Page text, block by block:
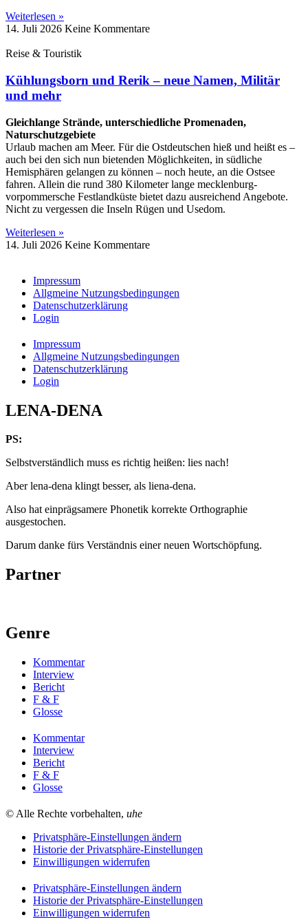
Weiterlesen »
14. Juli 2026 Keine Kommentare
Reise & Touristik
Kühlungsborn und Rerik – neue Namen, Militär
und mehr
Gleichlange Strände, unterschiedliche Promenaden,
Naturschutzgebiete
Urlaub machen am Meer. Für die Ostdeutschen hieß und heißt es –
auch bei den sich nun bietenden Möglichkeiten, in südliche
Hemisphären gelangen zu können – noch heute, an die Ostsee
fahren. Allein die rund 380 Kilometer lange mecklenburg-
vorpommersche Festlandküste bietet dazu ausreichend Angebote.
Nicht zu vergessen die Inseln Rügen und Usedom.
Weiterlesen »
14. Juli 2026 Keine Kommentare
Impressum
Allgmeine Nutzungsbedingungen
Datenschutzerklärung
Login
Impressum
Allgmeine Nutzungsbedingungen
Datenschutzerklärung
Login
LENA-DENA
PS:
Selbstverständlich muss es richtig heißen: lies nach!
Aber lena-dena klingt besser, als liena-dena.
Also hat einprägsamere Phonetik korrekte Orthographie
ausgestochen.
Darum danke fürs Verständnis einer neuen Wortschöpfung.
Partner
Genre
Kommentar
Interview
Bericht
F & F
Glosse
Kommentar
Interview
Bericht
F & F
Glosse
© Alle Rechte vorbehalten, uhe
Privatsphäre-Einstellungen ändern
Historie der Privatsphäre-Einstellungen
Einwilligungen widerrufen
Privatsphäre-Einstellungen ändern
Historie der Privatsphäre-Einstellungen
Einwilligungen widerrufen